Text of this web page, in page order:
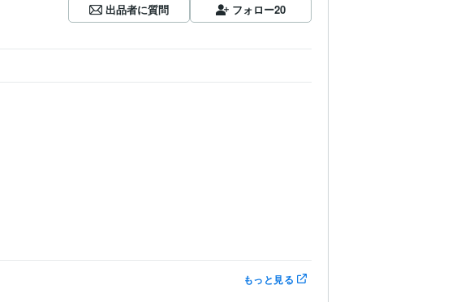
出品者に質問 フォロー20
もっと見る